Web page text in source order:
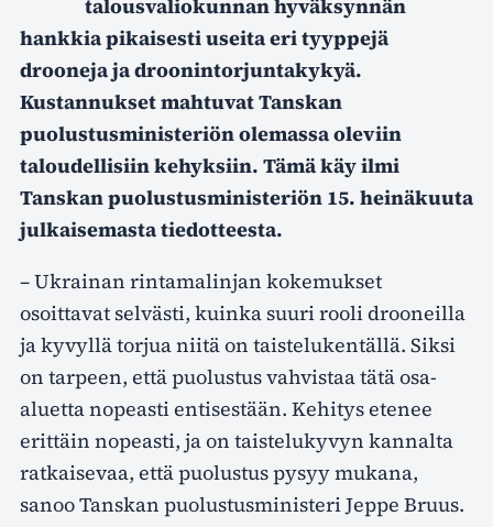
talousvaliokunnan hyväksynnän
hankkia pikaisesti useita eri tyyppejä
drooneja ja droonintorjuntakykyä.
Kustannukset mahtuvat Tanskan
puolustusministeriön olemassa oleviin
taloudellisiin kehyksiin. Tämä käy ilmi
Tanskan puolustusministeriön 15. heinäkuuta
julkaisemasta tiedotteesta.
– Ukrainan rintamalinjan kokemukset
osoittavat selvästi, kuinka suuri rooli drooneilla
ja kyvyllä torjua niitä on taistelukentällä. Siksi
on tarpeen, että puolustus vahvistaa tätä osa-
aluetta nopeasti entisestään. Kehitys etenee
erittäin nopeasti, ja on taistelukyvyn kannalta
ratkaisevaa, että puolustus pysyy mukana,
sanoo Tanskan puolustusministeri Jeppe Bruus.